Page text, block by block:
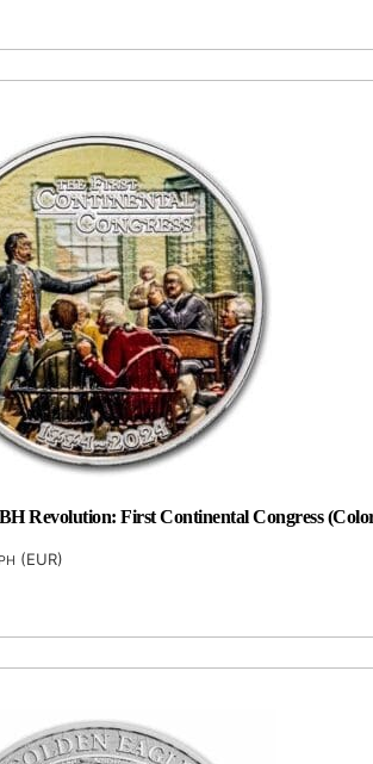
Revolution: First Continental Congress
(EUR)